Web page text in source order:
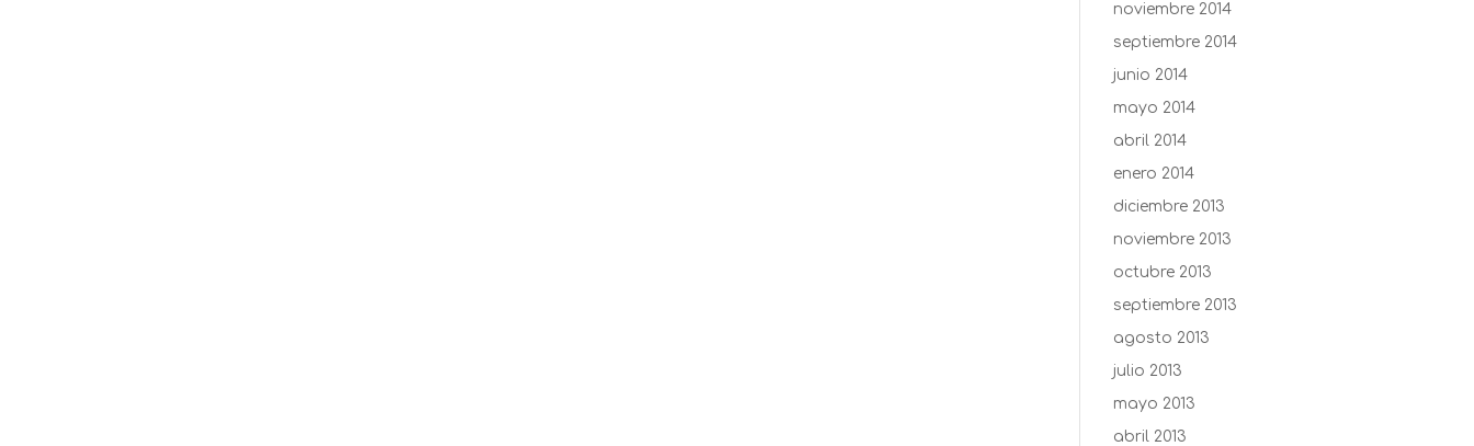
noviembre 2014
septiembre 2014
junio 2014
mayo 2014
abril 2014
enero 2014
diciembre 2013
noviembre 2013
octubre 2013
septiembre 2013
agosto 2013
julio 2013
mayo 2013
abril 2013